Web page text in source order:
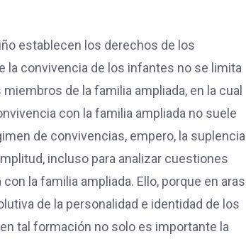
establecen los derechos de los
la convivencia de los infantes no se limita
de la familia ampliada, en la cual
con la familia ampliada no suele
de convivencias, empero, la suplencia
incluso para analizar cuestiones
la familia ampliada. Ello, porque en aras
de la personalidad e identidad de los
tal formación no solo es importante la